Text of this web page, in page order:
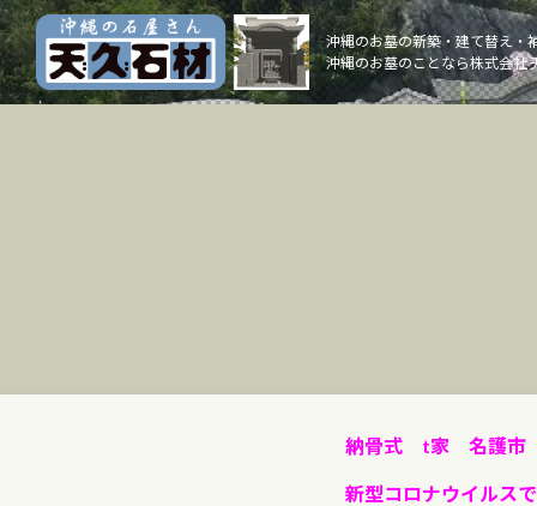
Skip
to
content
沖縄のお墓の新築・建て替え・
沖縄のお墓のことなら株式会社
納骨式 t家 名護市
新型コロナウイルス